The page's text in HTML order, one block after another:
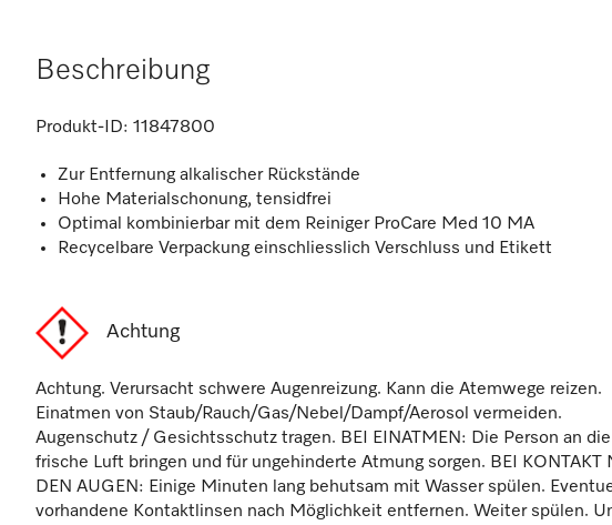
Beschreibung
Produkt-ID: 11847800
Zur Entfernung alkalischer Rückstände
Hohe Materialschonung, tensidfrei
Optimal kombinierbar mit dem Reiniger ProCare Med 10 MA
Recycelbare Verpackung einschliesslich Verschluss und Etikett
Achtung
Achtung. Verursacht schwere Augenreizung. Kann die Atemwege reizen.
Einatmen von Staub/Rauch/Gas/Nebel/Dampf/Aerosol vermeiden.
Augenschutz / Gesichtsschutz tragen. BEI EINATMEN: Die Person an die
frische Luft bringen und für ungehinderte Atmung sorgen. BEI KONTAKT
DEN AUGEN: Einige Minuten lang behutsam mit Wasser spülen.
vorhandene Kontaktlinsen nach Möglichkeit entfernen. Weiter spülen.